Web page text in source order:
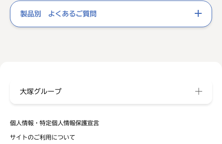
製品別 よくあるご質問
個人情報・特定個人情報保護宣言
サイトのご利用について
大塚グループ